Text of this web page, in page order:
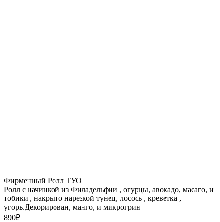
Фирменный Ролл ТУО
Ролл с начинкой из Филадельфии , огурцы, авокадо, масаго, и
тобики , накрыто нарезкой тунец, лосось , креветка ,
угорь.Декорирован, манго, и микрогрин
890₽